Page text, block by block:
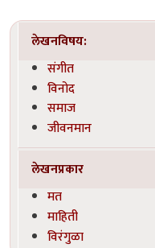
लेखनविषय:
संगीत
विनोद
समाज
जीवनमान
लेखनप्रकार
मत
माहिती
विरंगुळा